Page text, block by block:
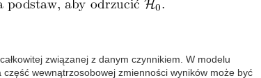
związanej z danym czynnikiem. W modelu
wewnątrzosobowej zmienności wyników może być